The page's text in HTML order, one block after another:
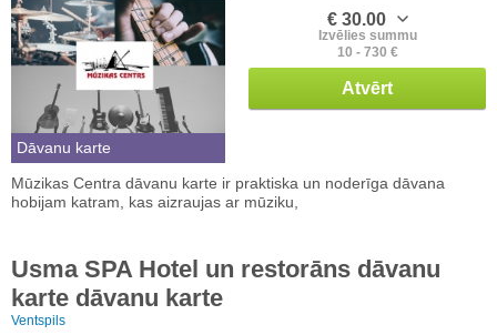
Dāvanu karte
€ 30.00
Izvēlies summu
10 - 730 €
Atvērt
Mūzikas Centra dāvanu karte ir praktiska un noderīga dāvana
hobijam katram, kas aizraujas ar mūziku,
Usma SPA Hotel un restorāns dāvanu
karte dāvanu karte
Ventspils